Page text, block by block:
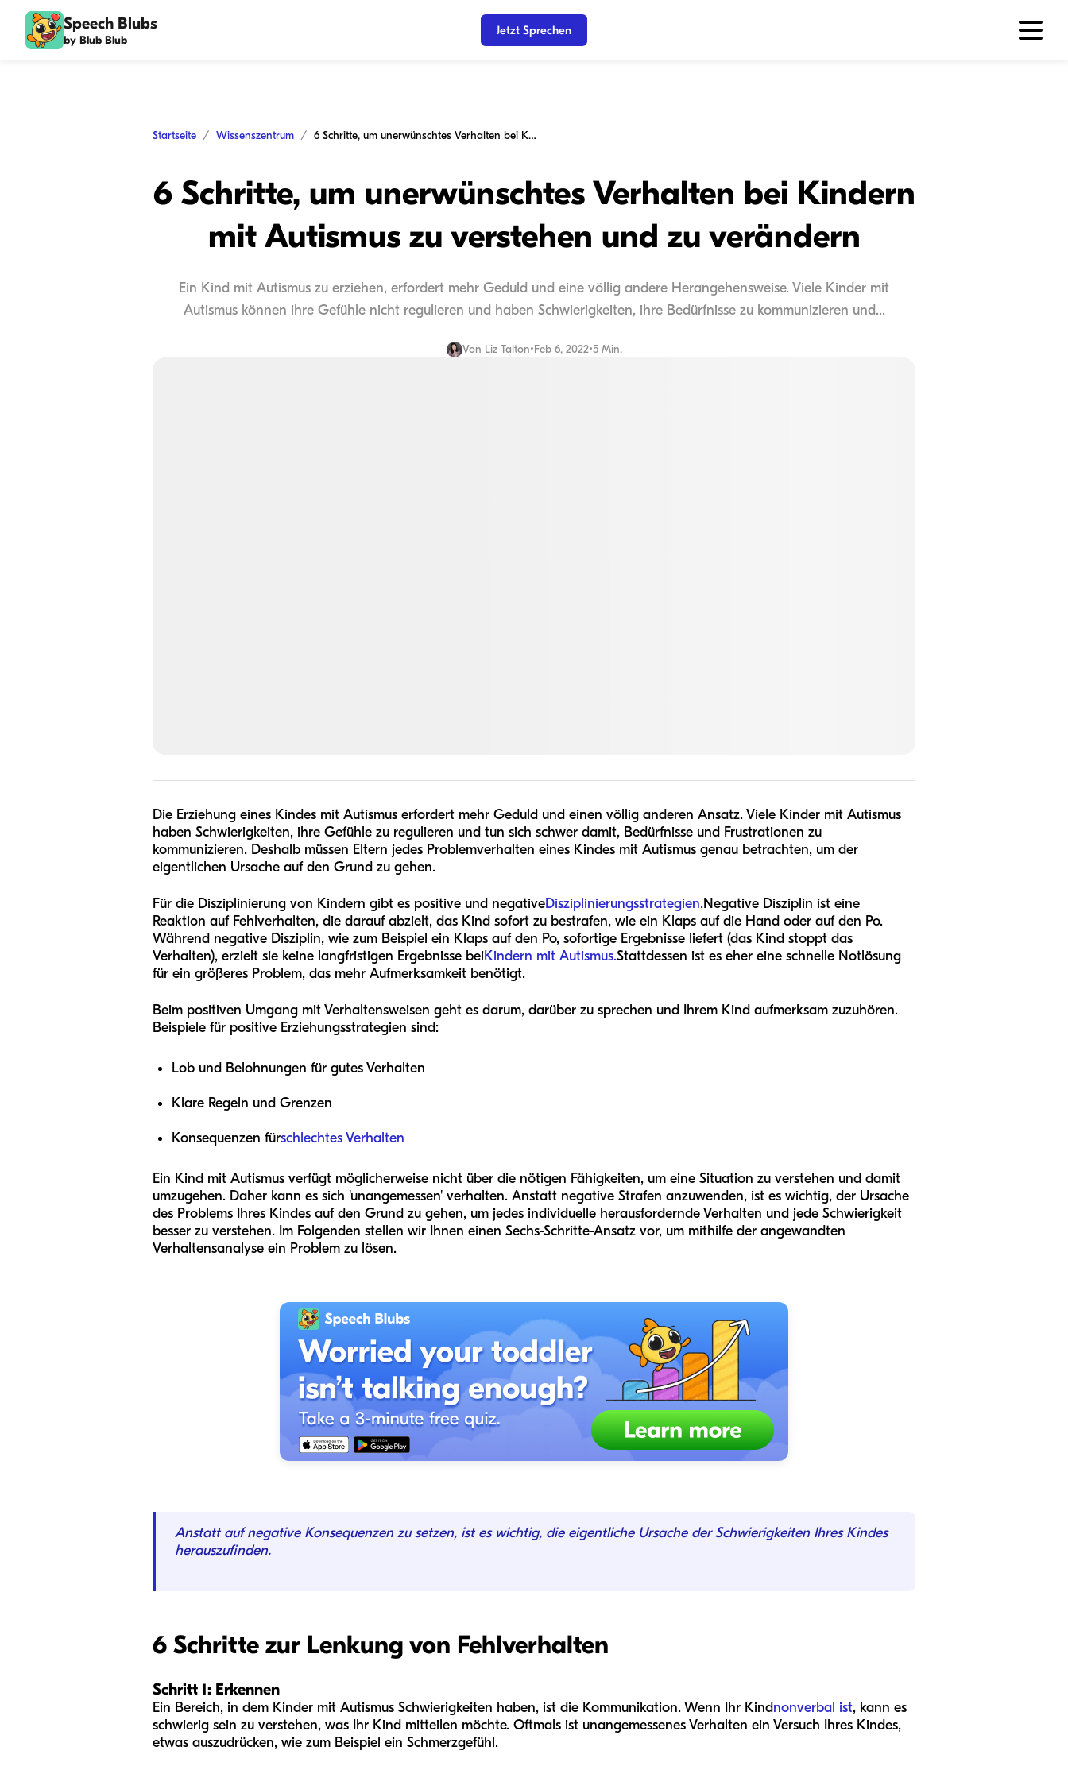
Speech Blubs
by Blub Blub
Jetzt Sprechen
Startseite Wissenszentrum 6 Schritte, um unerwünschtes Verhalten bei Kindern mit Autismus zu verstehen und zu verändern
6 Schritte, um unerwünschtes Verhalten bei Kindern
mit Autismus zu verstehen und zu verändern
Ein Kind mit Autismus zu erziehen, erfordert mehr Geduld und eine völlig andere Herangehensweise. Viele Kinder mit
Autismus können ihre Gefühle nicht regulieren und haben Schwierigkeiten, ihre Bedürfnisse zu kommunizieren und...
Von Liz Talton•Feb 6, 2022•5 Min.
Die Erziehung eines Kindes mit Autismus erfordert mehr Geduld und einen völlig anderen Ansatz. Viele Kinder mit Autismus
haben Schwierigkeiten, ihre Gefühle zu regulieren und tun sich schwer damit, Bedürfnisse und Frustrationen zu
kommunizieren. Deshalb müssen Eltern jedes Problemverhalten eines Kindes mit Autismus genau betrachten, um der
eigentlichen Ursache auf den Grund zu gehen.
Für die Disziplinierung von Kindern gibt es positive und negativeDisziplinierungsstrategien.Negative Disziplin ist eine
Reaktion auf Fehlverhalten, die darauf abzielt, das Kind sofort zu bestrafen, wie ein Klaps auf die Hand oder auf den Po.
Während negative Disziplin, wie zum Beispiel ein Klaps auf den Po, sofortige Ergebnisse liefert (das Kind stoppt das
Verhalten), erzielt sie keine langfristigen Ergebnisse beiKindern mit Autismus.Stattdessen ist es eher eine schnelle Notlösung
für ein größeres Problem, das mehr Aufmerksamkeit benötigt.
Beim positiven Umgang mit Verhaltensweisen geht es darum, darüber zu sprechen und Ihrem Kind aufmerksam zuzuhören.
Beispiele für positive Erziehungsstrategien sind:
Lob und Belohnungen für gutes Verhalten
Klare Regeln und Grenzen
Konsequenzen fürschlechtes Verhalten
Ein Kind mit Autismus verfügt möglicherweise nicht über die nötigen Fähigkeiten, um eine Situation zu verstehen und damit
umzugehen. Daher kann es sich 'unangemessen' verhalten. Anstatt negative Strafen anzuwenden, ist es wichtig, der Ursache
des Problems Ihres Kindes auf den Grund zu gehen, um jedes individuelle herausfordernde Verhalten und jede Schwierigkeit
besser zu verstehen. Im Folgenden stellen wir Ihnen einen Sechs-Schritte-Ansatz vor, um mithilfe der angewandten
Verhaltensanalyse ein Problem zu lösen.
Anstatt auf negative Konsequenzen zu setzen, ist es wichtig, die eigentliche Ursache der Schwierigkeiten Ihres Kindes
herauszufinden.
6 Schritte zur Lenkung von Fehlverhalten
Schritt 1: Erkennen
Ein Bereich, in dem Kinder mit Autismus Schwierigkeiten haben, ist die Kommunikation. Wenn Ihr Kindnonverbal ist, kann es
schwierig sein zu verstehen, was Ihr Kind mitteilen möchte. Oftmals ist unangemessenes Verhalten ein Versuch Ihres Kindes,
etwas auszudrücken, wie zum Beispiel ein Schmerzgefühl.